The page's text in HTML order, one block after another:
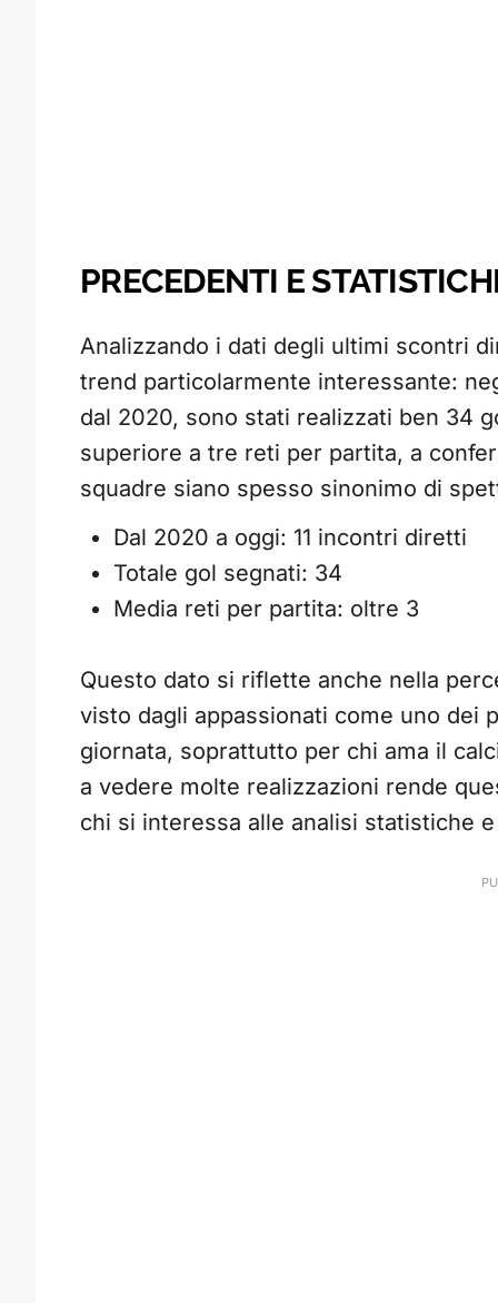
PRECEDENTI E
Analizzando i dati degli ultimi scontri
trend particolarmente interessante:
dal 2020, sono stati realizzati ben 34
superiore a tre reti per partita, a
squadre siano spesso sinonimo di
Dal 2020 a oggi: 11 incontri diretti
Totale gol segnati: 34
Media reti per partita: oltre 3
Questo dato si riflette anche nella
visto dagli appassionati come uno dei
giornata, soprattutto per chi ama il
a vedere molte realizzazioni rende
chi si interessa alle analisi statistiche